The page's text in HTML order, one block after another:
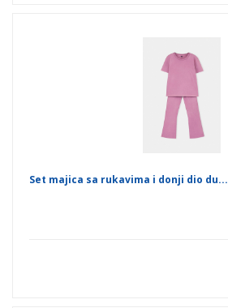
Set majica sa rukavima i donji dio du...